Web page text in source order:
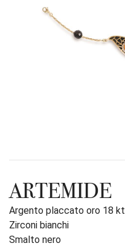
ARTEMIDE
Argento placcato oro 18 kt
Zirconi bianchi
Smalto nero